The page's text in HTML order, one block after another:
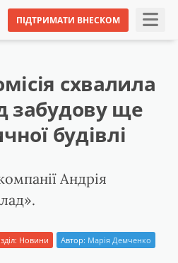
ПІДТРИМАТИ ВНЕСКОМ
схвалила
забудову ще
будівлі
Андрія
Новини Автор: Марія Демченко